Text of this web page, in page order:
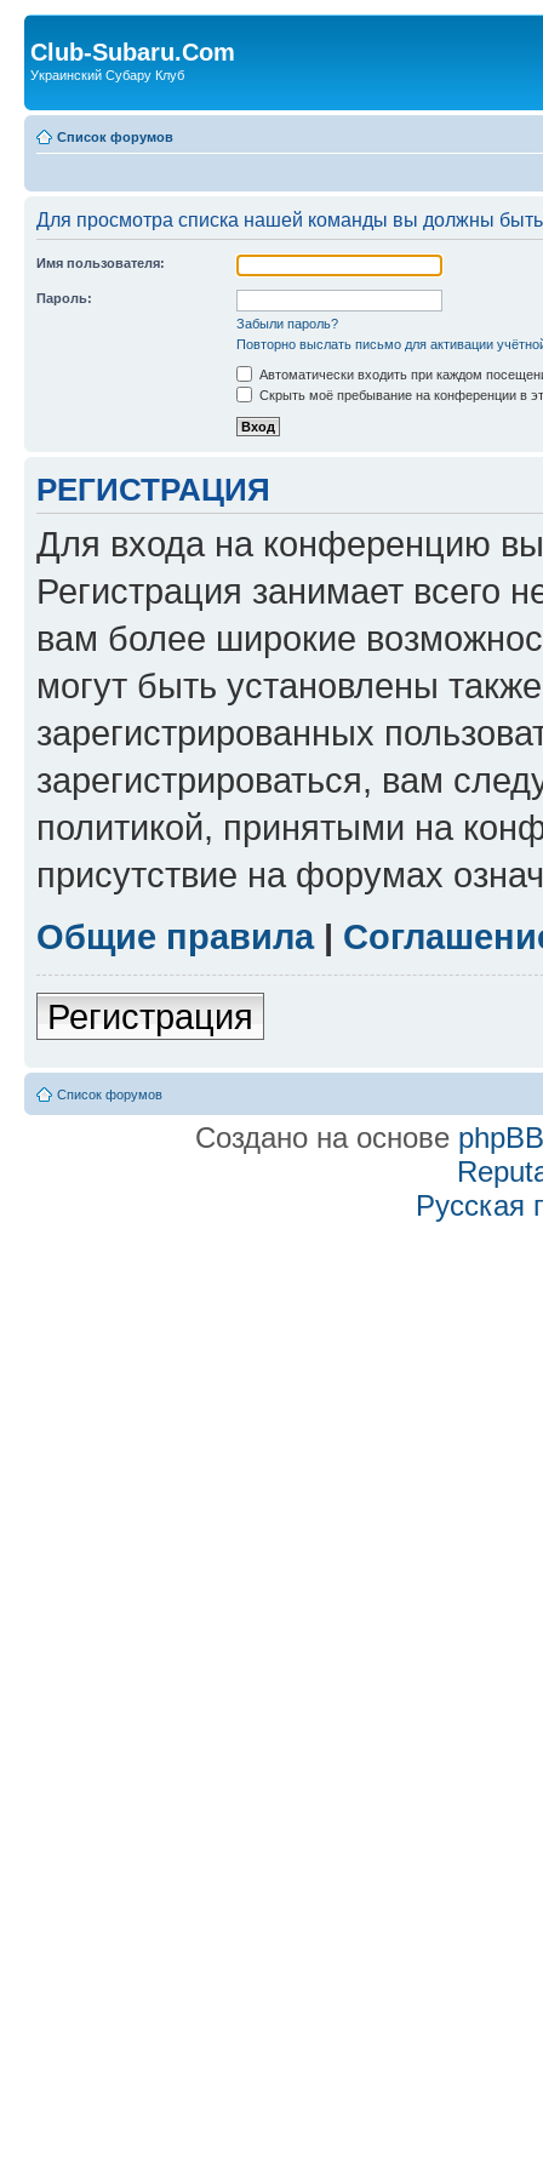
Club-Subaru.Com
Украинский Субару Клуб
Список форумов
Для просмотра списка нашей команды вы должны
Имя пользователя:
Пароль:
Забыли пароль?
Повторно выслать письмо для активации
Автоматически входить при каждом
Скрыть моё пребывание на конференции в
РЕГИСТРАЦИЯ
Для входа на конференцию
Регистрация занимает всего
вам более широкие
могут быть установлены
зарегистрированных
зарегистрироваться, вам
политикой, принятыми на
присутствие на форумах
Общие правила|
Регистрация
Список форумов
Создано на основе phpBB
Русская